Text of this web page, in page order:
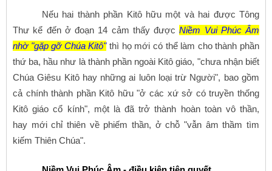
Nếu hai thành phần Kitô hữu một và hai được Tông
Thư kể đến ở đoạn 14 cảm thấy đượcNiềm Vui Phúc Âm
nhờ "gặp gỡ Chúa Kitô"thì họ mới có thể làm cho thành phần
thứ ba, hầu như là thành phần ngoài Kitô giáo, "chưa nhận biết
Chúa Giêsu Kitô hay những ai luôn loại trừ Người", bao gồm
cả chính thành phần Kitô hữu "ở các xứ sở có truyền thống
Kitô giáo cổ kính", một là đã trở thành hoàn toàn vô thần,
hay mới chỉ thiên về phiếm thần, ở chỗ "vẫn âm thầm tìm
kiếm Thiên Chúa".